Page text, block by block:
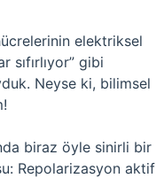
elektriksel
gibi
Neyse ki, bilimsel
biraz öyle sinirli bir
Repolarizasyon aktif